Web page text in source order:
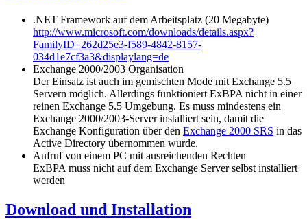
.NET Framework auf dem Arbeitsplatz (20 Megabyte)
http://www.microsoft.com/downloads/details.aspx?
FamilyID=262d25e3-f589-4842-8157-
034d1e7cf3a3&displaylang=de
Exchange 2000/2003 Organisation
Der Einsatz ist auch im gemischten Mode mit Exchange 5.5
Servern möglich. Allerdings funktioniert ExBPA nicht in einer
reinen Exchange 5.5 Umgebung. Es muss mindestens ein
Exchange 2000/2003-Server installiert sein, damit die
Exchange Konfiguration über den Exchange 2000 SRS in das
Active Directory übernommen wurde.
Aufruf von einem PC mit ausreichenden Rechten
ExBPA muss nicht auf dem Exchange Server selbst installiert
werden
Download und Installation